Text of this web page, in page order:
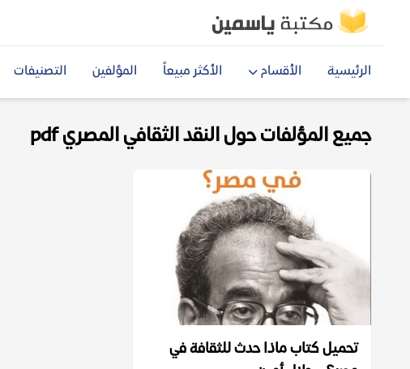
الرئيسية الأقسام الأكثر مبيعاً المؤلفين التصنيفات
جميع المؤلفات حول النقد الثقافي المصري pdf
تحميل كتاب ماذا حدث للثقافة في